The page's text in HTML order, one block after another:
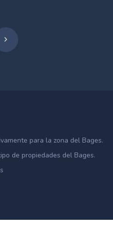
para la zona del Bages.
de propiedades del Bages.